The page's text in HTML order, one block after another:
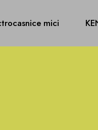
mici